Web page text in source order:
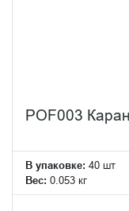
POF003
В упаковке: 40 шт
Вес: 0.053 кг